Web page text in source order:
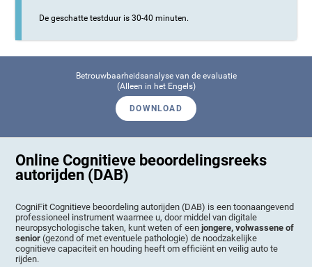
De geschatte testduur is 30-40 minuten.
Betrouwbaarheidsanalyse van de evaluatie
(Alleen in het Engels)
DOWNLOAD
Online Cognitieve beoordelingsreeks
autorijden (DAB)
CogniFit Cognitieve beoordeling autorijden (DAB) is een toonaangevend
professioneel instrument waarmee u, door middel van digitale
neuropsychologische taken, kunt weten of eenjongere, volwassene of
senior (gezond of met eventuele pathologie) de noodzakelijke
cognitieve capaciteit en houding heeft om efficiënt en veilig auto te
rijden.